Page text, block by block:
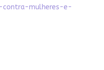
mulheres-e-